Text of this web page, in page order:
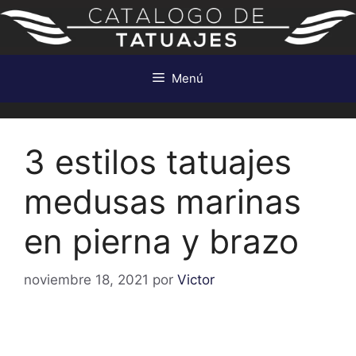
Saltar
contenido
Menú
3 estilos tatuajes
medusas marinas
en pierna y brazo
noviembre 18, 2021 por Victor